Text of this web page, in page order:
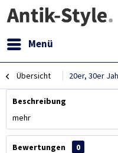
Menü
Übersicht 20er, 30er
Beschreibung
mehr
Bewertungen
0